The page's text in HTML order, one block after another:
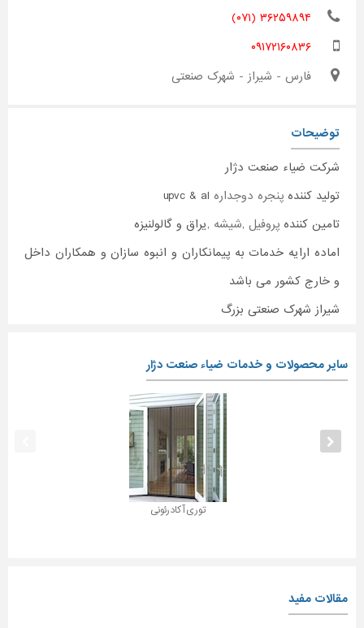
۳۶۲۵۹۸۹۴ (۰۷۱)
۰۹۱۷۲۱۶۰۸۳۶
فارس - شیراز - شهرک صنعتی
توضیحات
شرکت ضیاء صنعت دژار
تولید کننده پنجره دوجداره
تامین کننده پروفیل ,شیشه ,یراق و گالولنیزه
اماده ارایه خدمات به پیمانکاران و انبوه سازان و همکاران داخل
و خارج کشور می باشد
شیراز شهرک صنعتی بزرگ
سایر محصولات و خدمات ضیاء صنعت دژار
توری آکادرئونی
مقالات مفید